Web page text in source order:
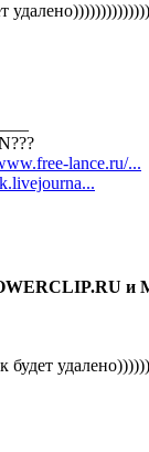
lance.ru/...
и
будет